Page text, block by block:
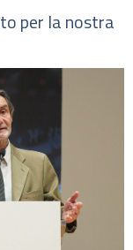
per la nostra